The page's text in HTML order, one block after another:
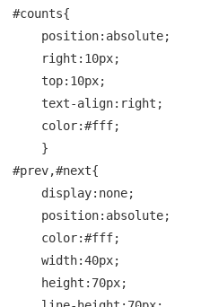
#counts{
position:absolute;
right:10px;
top:10px;
text-align:right;
color:#fff;
}
#prev,#next{
display:none;
position:absolute;
color:#fff;
width:40px;
height:70px;